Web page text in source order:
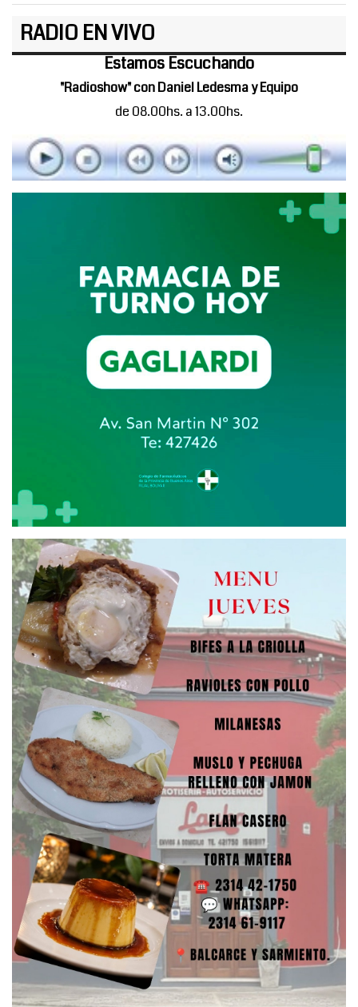
RADIO EN VIVO
Estamos Escuchando
"Radioshow" con Daniel Ledesma y Equipo
de 08.00hs. a 13.00hs.